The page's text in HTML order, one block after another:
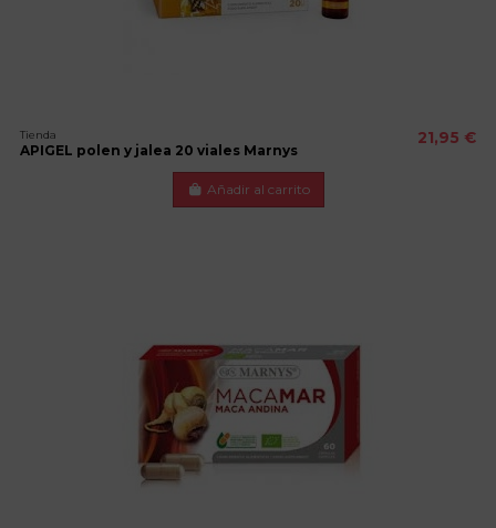
Tienda
APIGEL polen y jalea 20 viales Marnys
21,95 €
Añadir al carrito